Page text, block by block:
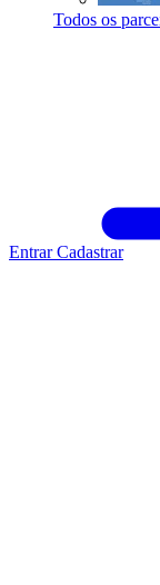
Todos os
EntrarCadastrar